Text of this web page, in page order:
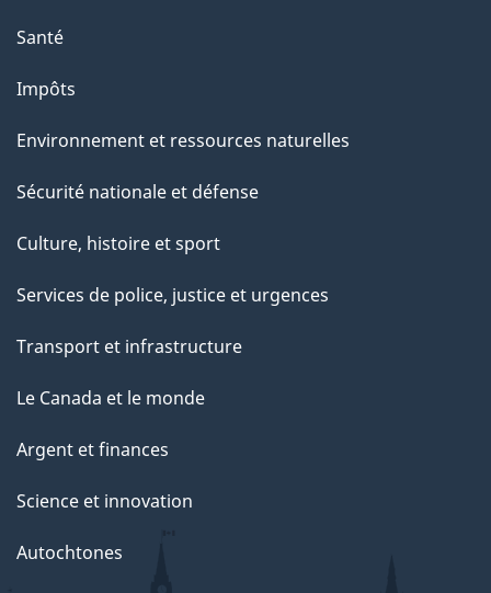
Santé
Impôts
Environnement et ressources naturelles
Sécurité nationale et défense
Culture, histoire et sport
Services de police, justice et urgences
Transport et infrastructure
Le Canada et le monde
Argent et finances
Science et innovation
Autochtones